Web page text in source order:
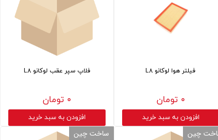
فیلتر هوا لوکانو L8
۰ تومان
افزودن به سبد خرید
فلاپ سپر عقب لوکانو L8
۰ تومان
افزودن به سبد خرید
چین ساخت چین